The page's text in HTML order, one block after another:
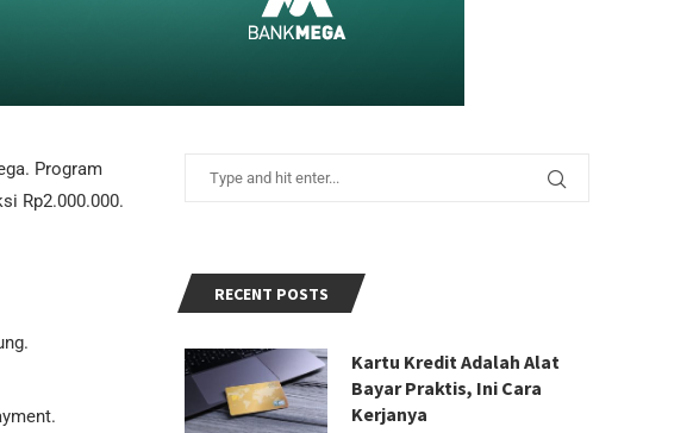
Program
Rp2.000.000.
RECENT POSTS
Kartu Kredit Adalah Alat
Bayar Praktis, Ini Cara
Kerjanya